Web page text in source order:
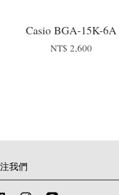
Casio BGA-15K-6A
NT$ 2,600
我們